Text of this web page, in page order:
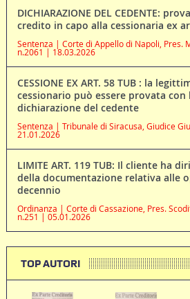
DICHIARAZIONE DEL CEDENTE:
credito in capo alla cessionaria ex
Sentenza | Corte di Appello di Napoli, Pres.
n.2061 | 18.03.2026
CESSIONE EX ART. 58 TUB : la
cessionario può essere provata
dichiarazione del cedente
Sentenza | Tribunale di Siracusa, Giudice
21.01.2026
LIMITE ART. 119 TUB: Il cliente ha
della documentazione relativa alle
decennio
Ordinanza | Corte di Cassazione, Pres.
n.251 | 05.01.2026
TOP AUTORI